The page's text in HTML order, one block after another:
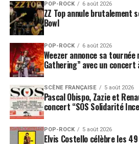
DECOUVREZ LE PROGRAMME
POP-ROCK 6 août 2026
ZZ Top annule brutalement
Bowl
POP-ROCK 6 août 2026
Weezer annonce sa tournée
Gathering” avec un concert
SCÈNE FRANÇAISE 5 août 2026
Pascal Obispo, Zazie et
concert “SOS Solidarité
POP-ROCK 5 août 2026
Elvis Costello célèbre les